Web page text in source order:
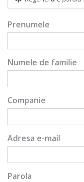
Prenumele
Numele de familie
Companie
Adresa e-mail
Parola